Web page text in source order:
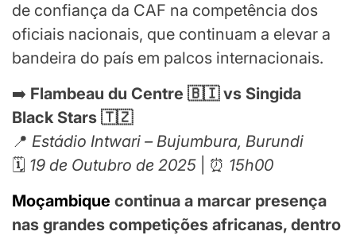
de confiança da CAF na competência dos
oficiais nacionais, que continuam a elevar a
bandeira do país em palcos internacionais.
➡️ Flambeau du Centre 🇧🇮 vs Singida
Black Stars 🇹🇿
📍 Estádio Intwari – Bujumbura, Burundi
🗓️ 19 de Outubro de 2025 | ⏰ 15h00
Moçambique continua a marcar presença
nas grandes competições africanas, dentro